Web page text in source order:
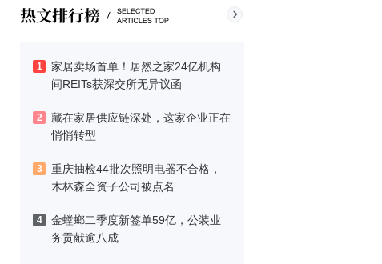
1
家居卖场首单！居然之家24亿机构
间REITs获深交所无异议函
2
藏在家居供应链深处，这家企业正在
悄悄转型
3
重庆抽检44批次照明电器不合格，
木林森全资子公司被点名
4
金螳螂二季度新签单59亿，公装业
务贡献逾八成